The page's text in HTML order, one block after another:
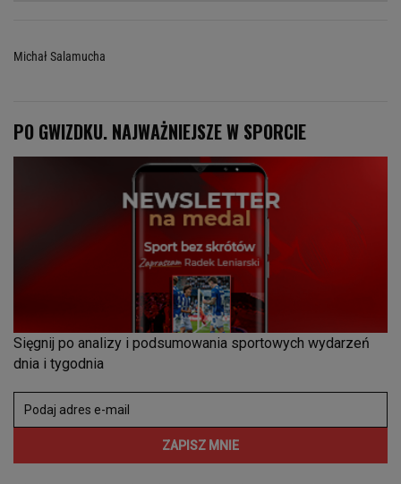
Michał Salamucha